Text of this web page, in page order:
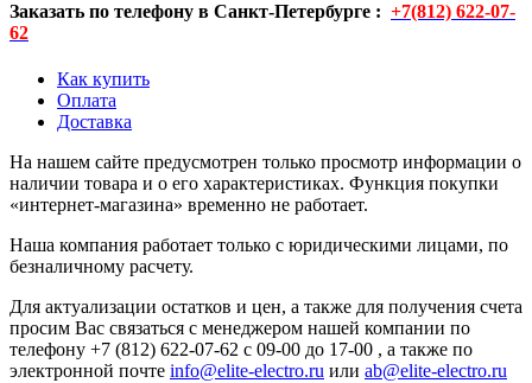
Заказать по телефону в Санкт-Петербурге : +7(812) 622-07-
62
Как купить
Оплата
Доставка
На нашем сайте предусмотрен только просмотр информации о
наличии товара и о его характеристиках. Функция покупки
«интернет-магазина» временно не работает.
Наша компания работает только с юридическими лицами, по
безналичному расчету.
Для актуализации остатков и цен, а также для получения счета
просим Вас связаться с менеджером нашей компании по
телефону +7 (812) 622-07-62 с 09-00 до 17-00 , а также по
электронной почте info@elite-electro.ru или ab@elite-electro.ru